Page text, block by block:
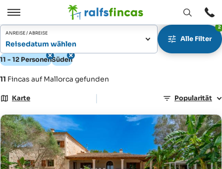
Öffnen
/
Schließen
Fenster
Öffnen
ANREISE / ABREISE
Reisedatum wählen
Alle Filter
2
11 - 12 PersonenSüden
11 Fincas auf Mallorca gefunden
Karte | Popularität